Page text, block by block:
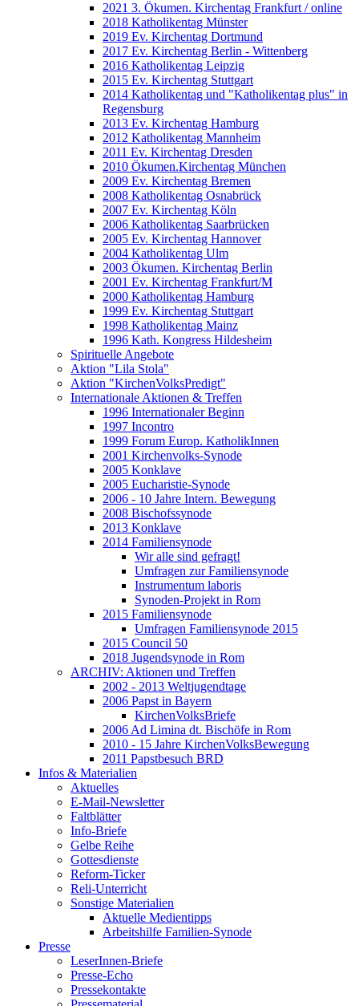
2021 3. Ökumen. Kirchentag Frankfurt / online
2018 Katholikentag Münster
2019 Ev. Kirchentag Dortmund
2017 Ev. Kirchentag Berlin - Wittenberg
2016 Katholikentag Leipzig
2015 Ev. Kirchentag Stuttgart
2014 Katholikentag und "Katholikentag plus" in
Regensburg
2013 Ev. Kirchentag Hamburg
2012 Katholikentag Mannheim
2011 Ev. Kirchentag Dresden
2010 Ökumen.Kirchentag München
2009 Ev. Kirchentag Bremen
2008 Katholikentag Osnabrück
2007 Ev. Kirchentag Köln
2006 Katholikentag Saarbrücken
2005 Ev. Kirchentag Hannover
2004 Katholikentag Ulm
2003 Ökumen. Kirchentag Berlin
2001 Ev. Kirchentag Frankfurt/M
2000 Katholikentag Hamburg
1999 Ev. Kirchentag Stuttgart
1998 Katholikentag Mainz
1996 Kath. Kongress Hildesheim
Spirituelle Angebote
Aktion "Lila Stola"
Aktion "KirchenVolksPredigt"
Internationale Aktionen & Treffen
1996 Internationaler Beginn
1997 Incontro
1999 Forum Europ. KatholikInnen
2001 Kirchenvolks-Synode
2005 Konklave
2005 Eucharistie-Synode
2006 - 10 Jahre Intern. Bewegung
2008 Bischofssynode
2013 Konklave
2014 Familiensynode
Wir alle sind gefragt!
Umfragen zur Familiensynode
Instrumentum laboris
Synoden-Projekt in Rom
2015 Familiensynode
Umfragen Familiensynode 2015
2015 Council 50
2018 Jugendsynode in Rom
ARCHIV: Aktionen und Treffen
2002 - 2013 Weltjugendtage
2006 Papst in Bayern
KirchenVolksBriefe
2006 Ad Limina dt. Bischöfe in Rom
2010 - 15 Jahre KirchenVolksBewegung
2011 Papstbesuch BRD
Infos & Materialien
Aktuelles
E-Mail-Newsletter
Faltblätter
Info-Briefe
Gelbe Reihe
Gottesdienste
Reform-Ticker
Reli-Unterricht
Sonstige Materialien
Aktuelle Medientipps
Arbeitshilfe Familien-Synode
Presse
LeserInnen-Briefe
Presse-Echo
Pressekontakte